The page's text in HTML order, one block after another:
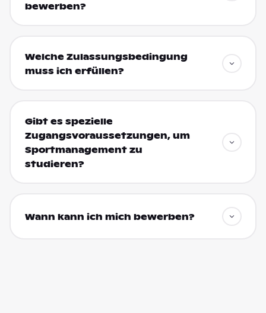
bewerben?
Welche Zulassungsbedingung
muss ich erfüllen?
Gibt es spezielle
Zugangsvoraussetzungen, um
Sportmanagement zu
studieren?
Wann kann ich mich bewerben?